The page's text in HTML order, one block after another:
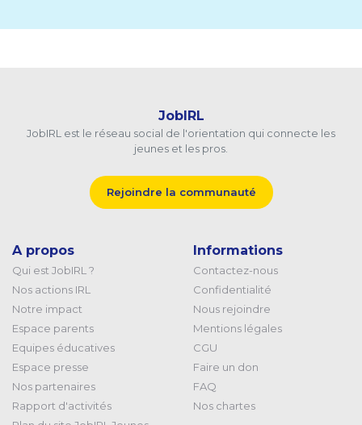
JobIRL
JobIRL est le réseau social de l'orientation qui connecte les
jeunes et les pros.
Rejoindre la communauté
A propos
Qui est JobIRL ?
Nos actions IRL
Notre impact
Espace parents
Equipes éducatives
Espace presse
Nos partenaires
Rapport d'activités
Informations
Contactez-nous
Confidentialité
Nous rejoindre
Mentions légales
CGU
Faire un don
FAQ
Nos chartes